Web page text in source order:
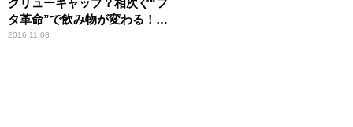
クリューキャップ？相次ぐ“フ
タ革命”で飲み物が変わる！
【ひでたけのやじうま好奇
2016.11.08